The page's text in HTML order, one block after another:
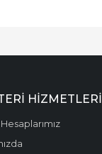
HIZMETLERI